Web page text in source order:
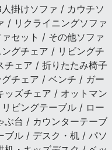
掛けソファ / カウチソ
/ リクライニングソファ
セット / その他ソファ
グチェア / リビングチ
チェア / 折りたたみ椅子
チェア / ベンチ / ガー
ズチェア / オットマン
ビングテーブル / ロー
ぶ台 / カウンターテーブ
ブル / デスク・机 / パソ